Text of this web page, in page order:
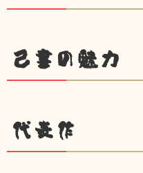
己書の魅力
代表作